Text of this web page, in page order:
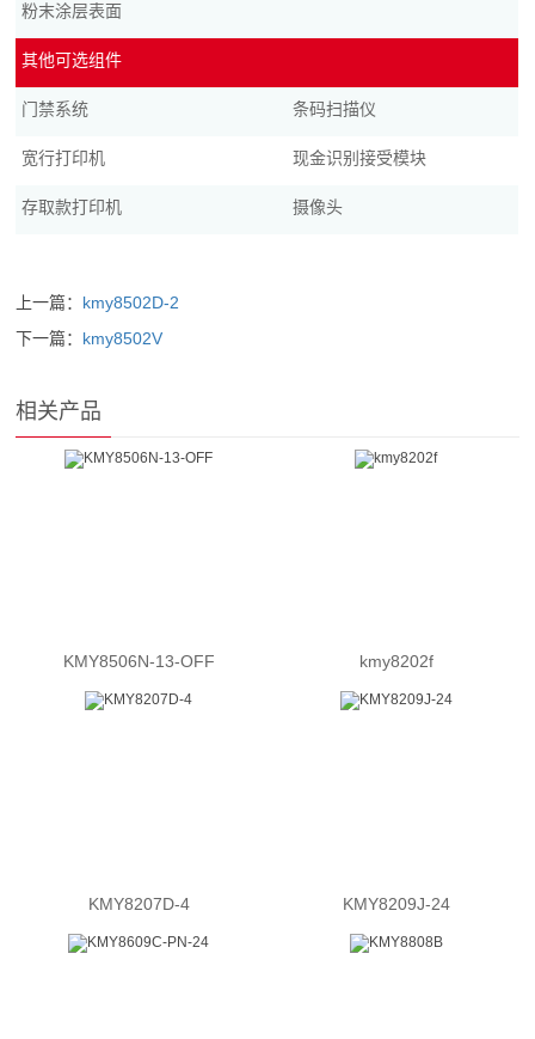
粉末涂层表面
其他可选组件
门禁系统 条码扫描仪
宽行打印机 现金识别接受模块
存取款打印机 摄像头
上一篇： kmy8502D-2
下一篇： kmy8502V
相关产品
KMY8506N-13-OFF kmy8202f
KMY8207D-4 KMY8209J-24